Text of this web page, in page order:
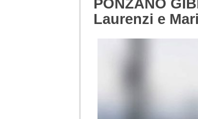
PONZANO
Laurenzi e